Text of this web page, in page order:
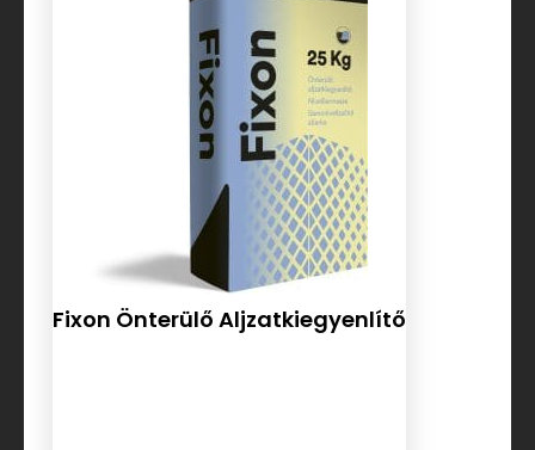
Fixon Önterülő Aljzatkiegyenlítő